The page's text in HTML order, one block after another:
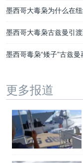
墨西哥大毒枭为什么在
墨西哥大毒枭古兹曼引
墨西哥毒枭“矮子”古兹曼
更多报道